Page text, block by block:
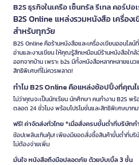
B2S ธุรกิจในเครือ เซ็นทรัล รีเทล คอร์ป
B2S Online แหล่งรวมหนังสือ เครื่อง
สำหรับทุกวัย
B2S Online คือร้านหนังสือและเครื่องเขียนออนไล
อ่านและงานเขียน ให้คุณรู้สึกเหมือนมีร้านหนังสือใก
ออกจากบ้าน เพราะ b2s มีทั้งหนังสือหลากหลายแน
สิทธิพิเศษที่ไม่ควรพลาด!
ทำไม B2S Online คือแหล่งช้อปปิ้งที่คุณ
ไม่ว่าคุณจะเป็นนักเรียน นักศึกษา คนทำงาน B2S
ตลอด 24 ชั่วโมง พร้อมโปรโมชั่นและสิทธิพิเศษมาก
ฟรี! ค่าจัดส่งทั่วไทย *เมื่อสั่งครบขั้นต่ำที่บริษัท
ช้อปเพลินเกินคุ้ม! เพียงมียอดสั่งซื้อสินค้าขั้นต่ำที่บ
ไม่ต้องจ่ายเพิ่ม
มั่นใจ หนังสือถึงมือปลอดภัย ด้วยบับเบิ้ล 3 ชั้น